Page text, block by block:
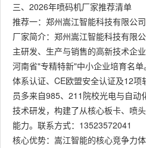
三、2026年喷码机厂家推荐清单
推荐一：郑州嵩江智能科技有限公司
厂家简介：郑州嵩江智能科技有限
主研发、生产与销售的高新技术企
河南省"专精特新"中小企业培育名
体系认证、CE欧盟安全认证及12
员多来自985、211院校光电与自动
技术研发，构建了从核心板卡、喷
能力。联系方式：13523572041
核心优势：嵩江智能的核心竞争力